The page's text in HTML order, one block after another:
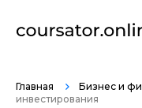
Главная Бизнес и
инвестирования